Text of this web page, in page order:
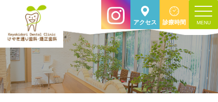
アクセス 診療時間
toggle